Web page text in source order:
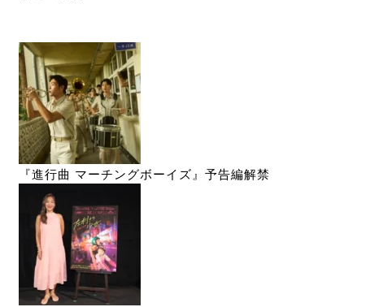
『進行曲 マーチングボーイズ』予告編解禁